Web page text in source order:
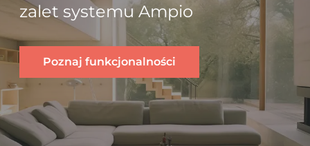
zalet systemu Ampio
Poznaj funkcjonalności